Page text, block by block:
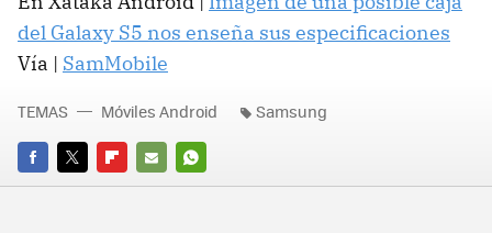
del Galaxy S5 nos enseña sus especificaciones
Vía | SamMobile
FACEBOOK
TWITTERFLIPBOARD
E-
WHATSAPP
TEMAS Móviles Android Samsung